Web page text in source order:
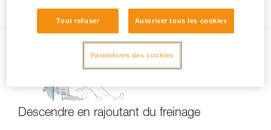
Descendre en rajoutant du freinage
Tout refuser Autoriser tous les cookies
Paramètres des cookies